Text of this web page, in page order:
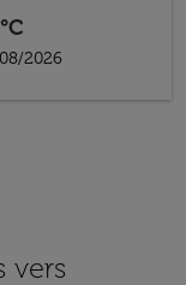
2026
vers